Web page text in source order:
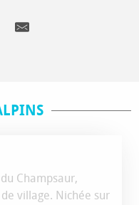
Champsaur,
village. Nichée sur